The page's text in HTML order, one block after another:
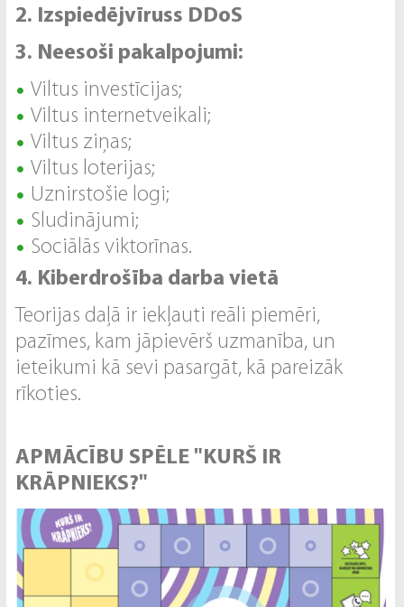
2. Izspiedējvīruss DDoS
3. Neesoši pakalpojumi:
Viltus investīcijas;
Viltus internetveikali;
Viltus ziņas;
Viltus loterijas;
Uznirstošie logi;
Sludinājumi;
Sociālās viktorīnas.
4. Kiberdrošība darba vietā
Teorijas daļā ir iekļauti reāli piemēri,
pazīmes, kam jāpievērš uzmanība, un
ieteikumi kā sevi pasargāt, kā pareizāk
rīkoties.
APMĀCĪBU SPĒLE "KURŠ IR
KRĀPNIEKS?"